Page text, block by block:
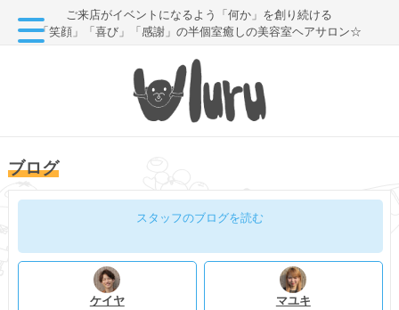
ご来店がイベントになるよう「何か」を創り続ける
「笑顔」「喜び」「感謝」の半個室癒しの美容室ヘアサロン☆
ブログ
スタッフのブログを読む
ケイヤ マユキ